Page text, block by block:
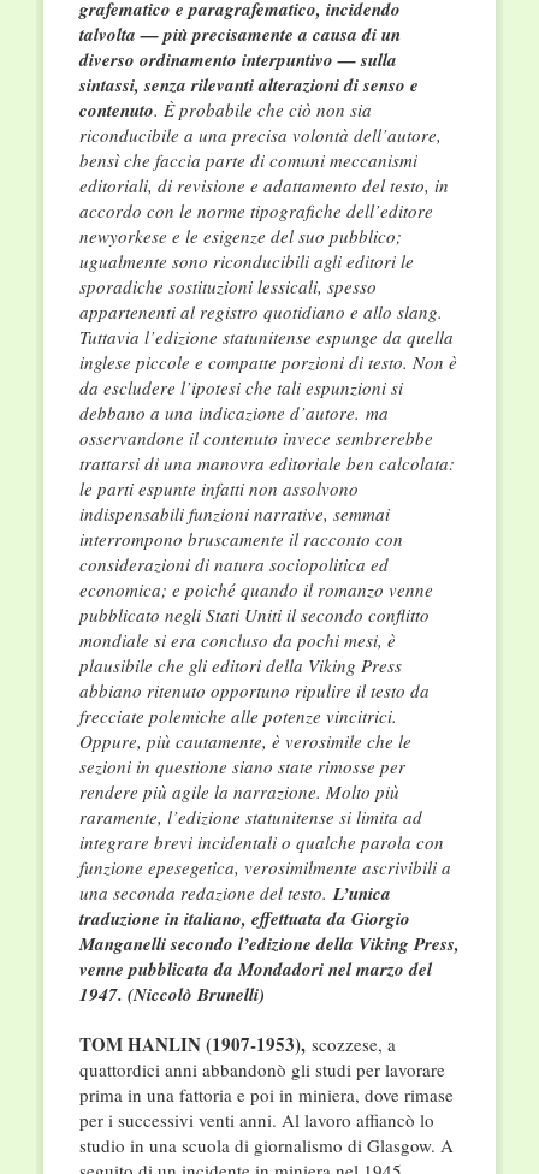
grafematico e paragrafematico, incidendo
talvolta — più precisamente a causa di un
diverso ordinamento interpuntivo — sulla
sintassi, senza rilevanti alterazioni di senso e
contenuto. È probabile che ciò non sia
riconducibile a una precisa volontà dell’autore,
bensì che faccia parte di comuni meccanismi
editoriali, di revisione e adattamento del testo, in
accordo con le norme tipografiche dell’editore
newyorkese e le esigenze del suo pubblico;
ugualmente sono riconducibili agli editori le
sporadiche sostituzioni lessicali, spesso
appartenenti al registro quotidiano e allo slang.
Tuttavia l’edizione statunitense espunge da quella
inglese piccole e compatte porzioni di testo. Non è
da escludere l’ipotesi che tali espunzioni si
debbano a una indicazione d’autore. ma
osservandone il contenuto invece sembrerebbe
trattarsi di una manovra editoriale ben calcolata:
le parti espunte infatti non assolvono
indispensabili funzioni narrative, semmai
interrompono bruscamente il racconto con
considerazioni di natura sociopolitica ed
economica; e poiché quando il romanzo venne
pubblicato negli Stati Uniti il secondo conflitto
mondiale si era concluso da pochi mesi, è
plausibile che gli editori della Viking Press
abbiano ritenuto opportuno ripulire il testo da
frecciate polemiche alle potenze vincitrici.
Oppure, più cautamente, è verosimile che le
sezioni in questione siano state rimosse per
rendere più agile la narrazione. Molto più
raramente, l’edizione statunitense si limita ad
integrare brevi incidentali o qualche parola con
funzione epesegetica, verosimilmente ascrivibili a
una seconda redazione del testo.L’unica
traduzione in italiano, effettuata da Giorgio
Manganelli secondo l’edizione della Viking Press,
venne pubblicata da Mondadori nel marzo del
1947. (Niccolò Brunelli)
TOM HANLIN (1907-1953),scozzese, a
quattordici anni abbandonò gli studi per lavorare
prima in una fattoria e poi in miniera, dove rimase
per i successivi venti anni. Al lavoro affiancò lo
studio in una scuola di giornalismo di Glasgow. A